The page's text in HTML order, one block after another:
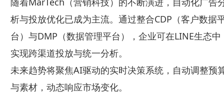
析与投放优化已成为主流。通过整合CDP（客户数据
台）与DMP（数据管理平台），企业可在LINE生态中
实现跨渠道投放与统一分析。
未来趋势将聚焦AI驱动的实时决策系统，自动调整预
与素材，动态响应市场变化。